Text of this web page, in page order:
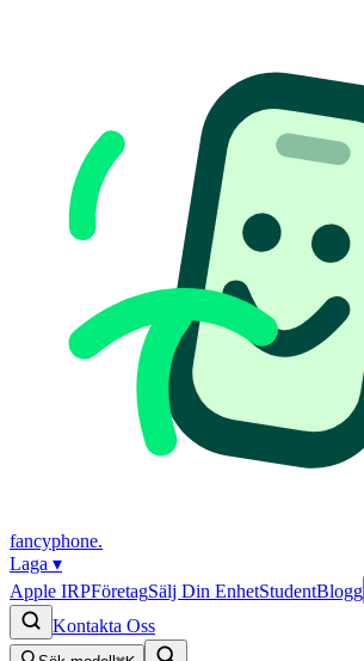
fancyphone.
Laga ▾
Apple IRPFöretagSälj Din EnhetStudentBlogg
Kontakta Oss